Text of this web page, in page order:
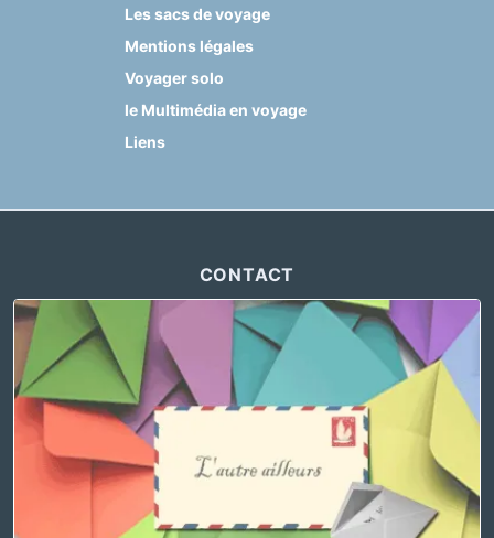
Les sacs de voyage
Mentions légales
Voyager solo
le Multimédia en voyage
Liens
CONTACT